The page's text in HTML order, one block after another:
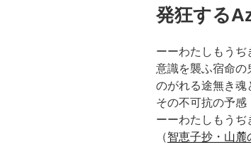
稿
日:
発狂する
ーーわたしもう
意識を襲ふ宿命の
のがれる途無き魂
その不可抗の予感
ーーわたしもう
（智恵子抄・山麓